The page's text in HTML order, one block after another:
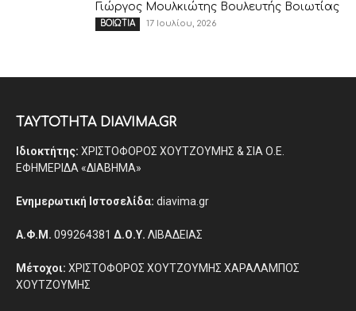
Γιώργος Μουλκιώτης Βουλευτής Βοιωτίας
ΒΟΙΩΤΙΑ 17 Ιουλίου, 2026
ΤΑΥΤΟΤΗΤΑ DIAVIMA.GR
Ιδιοκτήτης: ΧΡΙΣΤΟΦΟΡΟΣ ΧΟΥΤΖΟΥΜΗΣ & ΣΙΑ Ο.Ε.
ΕΦΗΜΕΡΙΔΑ «ΔΙΑΒΗΜΑ»
Ενημερωτική Ιστοσελίδα: diavima.gr
Α.Φ.Μ. 099264381 Δ.Ο.Υ. ΛΙΒΑΔΕΙΑΣ
Μέτοχοι: ΧΡΙΣΤΟΦΟΡΟΣ ΧΟΥΤΖΟΥΜΗΣ ΧΑΡΑΛΑΜΠΟΣ
ΧΟΥΤΖΟΥΜΗΣ